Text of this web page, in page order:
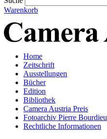
Warenkorb
Home
Zeitschrift
Ausstellungen
Bücher
Edition
Bibliothek
Camera Austria Preis
Fotoarchiv Pierre Bourdieu
Rechtliche Informationen